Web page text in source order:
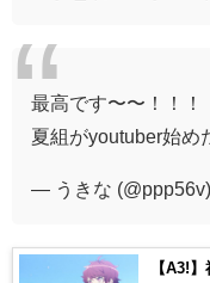
最高です〜〜！！！
夏組がyoutuber始め
— うきな (@ppp56v)
【A3!